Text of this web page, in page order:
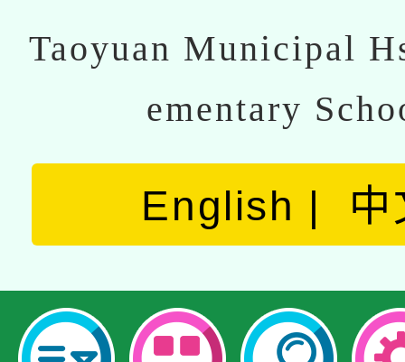
Taoyuan Municipal
ementary
English 中